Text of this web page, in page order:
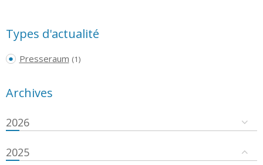
Types d'actualité
Presseraum (1)
Archives
2026
2025